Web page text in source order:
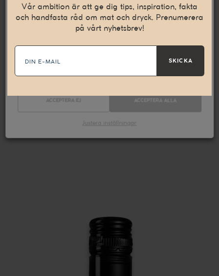
Vår ambition är att ge dig tips, inspiration, fakta
och handfasta råd om mat och dryck. Prenumerera
på vårt nyhetsbrev!
E-
mail SKICKA
internetupplevelse. Vi använder även denna teknik till att
samla in statistik och för att kunna leverera personliga
annonser på andra webbplatser till dig.Läs mer
ACCEPTERA EJ ACCEPTERA ALLA
Justera inställningar